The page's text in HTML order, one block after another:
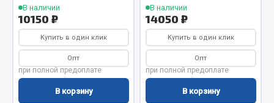
Весь раздел
Запчасти МАЗ
В наличии
10150 ₽
Купить в один клик
Опт
при полной предоплате
В корзину
В наличии
14050 ₽
Купить в один клик
Опт
при полной предоплате
В корзину